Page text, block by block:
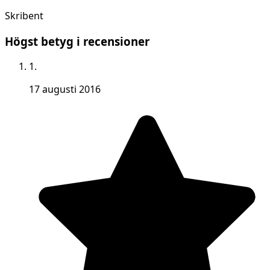
Skribent
Högst betyg i recensioner
1.
17 augusti 2016